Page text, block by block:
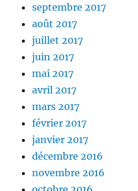
septembre 2017
août 2017
juillet 2017
juin 2017
mai 2017
avril 2017
mars 2017
février 2017
janvier 2017
décembre 2016
novembre 2016